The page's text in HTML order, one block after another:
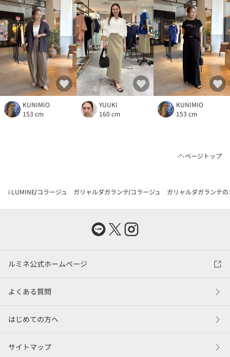
KUNIMIO
153 cm
YUUKI
160 cm
KUNIMIO
153 cm
ページトップ
i LUMINE コラージュ ガリャルダガランテ コラージュ ガリャルダガランテ
ルミネ公式ホームページ
よくある質問
はじめての方へ
サイトマップ